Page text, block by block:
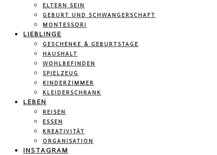
ELTERN SEIN
GEBURT UND SCHWANGERSCHAFT
MONTESSORI
LIEBLINGE
GESCHENKE & GEBURTSTAGE
HAUSHALT
WOHLBEFINDEN
SPIELZEUG
KINDERZIMMER
KLEIDERSCHRANK
LEBEN
REISEN
ESSEN
KREATIVITÄT
ORGANISATION
INSTAGRAM